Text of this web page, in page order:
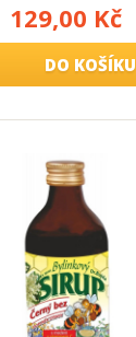
129,00 Kč
DO KOŠÍKU